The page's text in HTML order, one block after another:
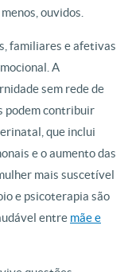
ouvidos.
familiares e afetivas
A
sem rede de
podem contribuir
que inclui
e o aumento das
mais suscetível
e psicoterapia são
entre mãe e